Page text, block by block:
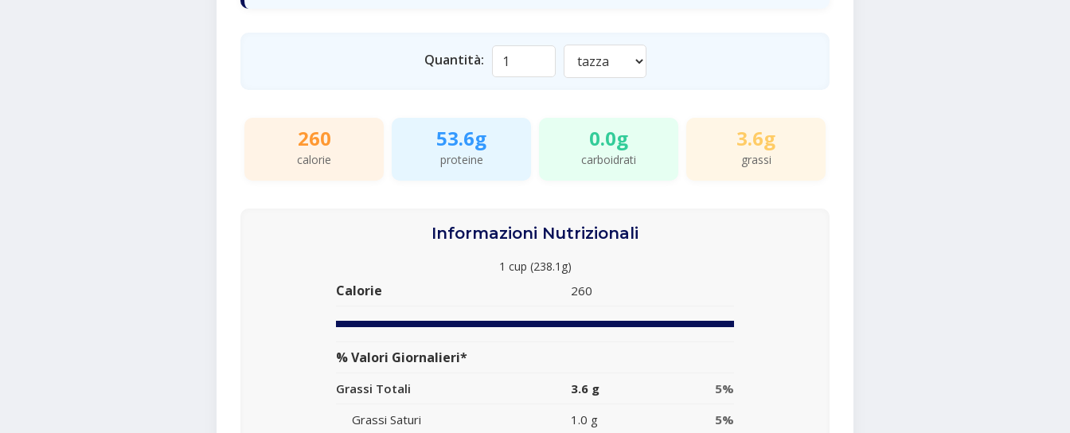
Quantità:
260
calorie
53.6g
proteine
0.0g
carboidrati
3.6g
grassi
Informazioni Nutrizionali
1 cup (238.1g)
Calorie 260
% Valori Giornalieri*
Grassi Totali 3.6 g
5%
Grassi Saturi
1.0 g
5%